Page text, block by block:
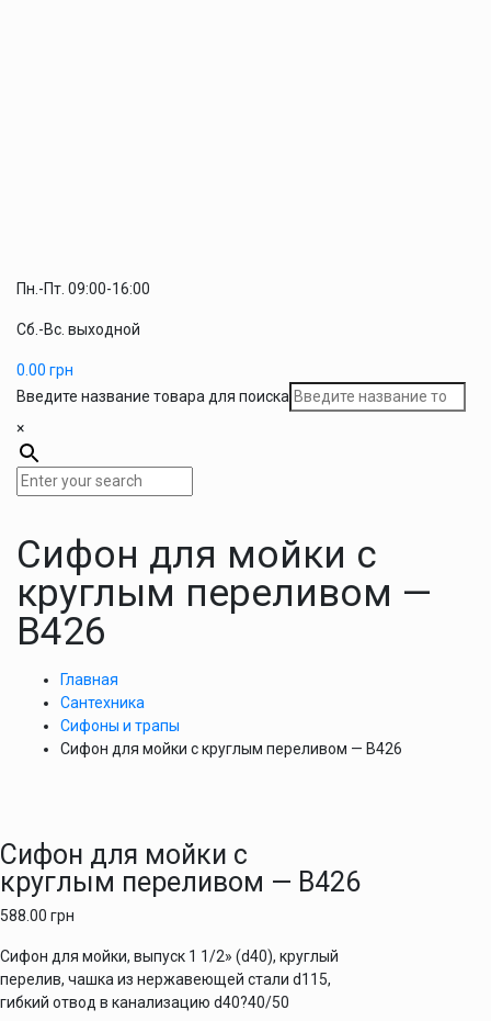
Пн.-Пт. 09:00-16:00
Сб.-Вс. выходной
0.00 грн
Введите название товара для поиска
×
Cифон для мойки с
круглым переливом —
В426
Главная
Сантехника
Сифоны и трапы
Cифон для мойки с круглым переливом — В426
Cифон для мойки с
круглым переливом — В426
588.00 грн
Сифон для мойки, выпуск 1 1/2» (d40), круглый
перелив, чашка из нержавеющей стали d115,
гибкий отвод в канализацию d40?40/50